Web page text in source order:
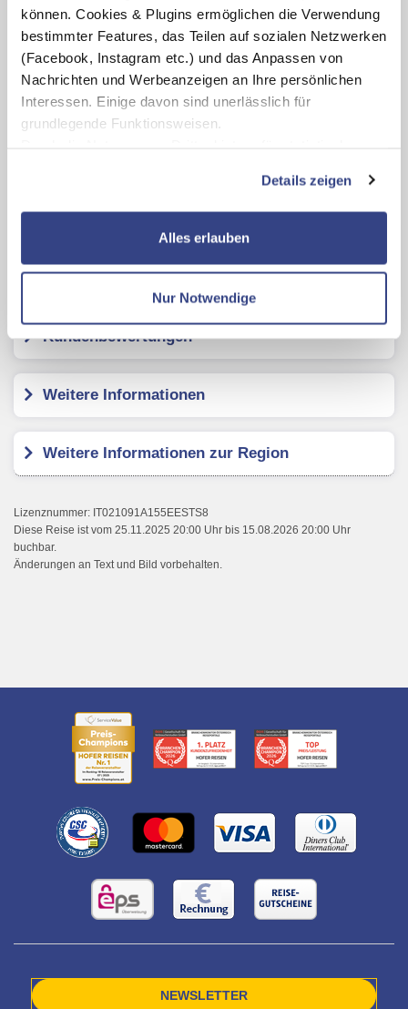
können. Cookies & Plugins ermöglichen die Verwendung
bestimmter Features, das Teilen auf sozialen Netzwerken
(Facebook, Instagram etc.) und das Anpassen von
Nachrichten und Werbeanzeigen an Ihre persönlichen
Interessen. Einige davon sind unerlässlich für
grundlegende Funktionsweisen.
zusätzliche Dienste bzw. Technologien von Drittanbietern
nutzen und uns sowie Dritten weitere Personalisierungen
ermöglichen, dabei kommt es auch zu Übermittlungen
Datenschutzseite
Mit Klick auf "Alles erlauben" stimmen Sie der
Verwendung der Cookies & Plugins auf unseren
Details zeigen
Alles erlauben
Nur Notwendige
4-Gang-Menü (inkl. Salatbuffet)
Silvestergala mit Aperitif am Tisch, 7-Gang-Menü und
einer Silvesterparty mit Musik und Tanz am 31.12.25
Benutzung des hoteleigenen Wellnessbereichs
(Öffnungszeiten lt. Aushang vor Ort)
Hotel Vernagt
Kundenbewertungen
Weitere Informationen
Weitere Informationen zur Region
Lizenznummer: IT021091A155EESTS8
Diese Reise ist vom 25.11.2025 20:00 Uhr bis 15.08.2026 20:00 Uhr
buchbar.
Änderungen an Text und Bild vorbehalten.
NEWSLETTER